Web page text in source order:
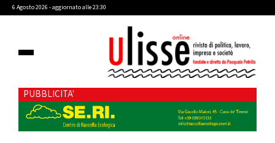
6 Agosto 2026 - aggiornato alle 23:30
PUBBLICITA'